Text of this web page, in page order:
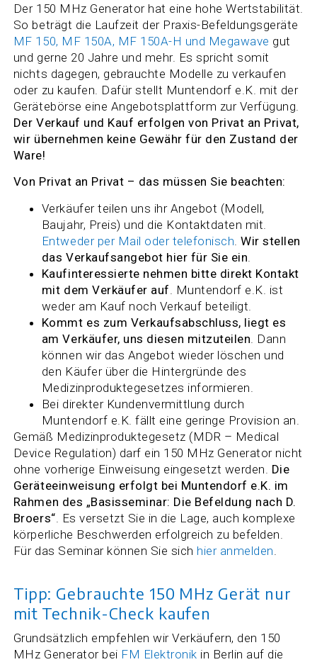
Der 150 MHz Generator hat eine hohe Wertstabilität.
So beträgt die Laufzeit der Praxis-Befeldungsgeräte
MF 150, MF 150A, MF 150A-H und Megawave gut
und gerne 20 Jahre und mehr. Es spricht somit
nichts dagegen, gebrauchte Modelle zu verkaufen
oder zu kaufen. Dafür stellt Muntendorf e.K. mit der
Gerätebörse eine Angebotsplattform zur Verfügung.
Der Verkauf und Kauf erfolgen von Privat an Privat,
wir übernehmen keine Gewähr für den Zustand der
Ware!
Von Privat an Privat – das müssen Sie beachten:
Verkäufer teilen uns ihr Angebot (Modell,
Baujahr, Preis) und die Kontaktdaten mit.
Entweder per Mail oder telefonisch .Wir stellen
das Verkaufsangebot hier für Sie ein
Kaufinteressierte nehmen bitte direkt Kontakt
mit dem Verkäufer auf . Muntendorf e.K. ist
weder am Kauf noch Verkauf beteiligt.
Kommt es zum Verkaufsabschluss, liegt es
am Verkäufer, uns diesen mitzuteilen . Dann
können wir das Angebot wieder löschen und
den Käufer über die Hintergründe des
Medizinproduktegesetzes informieren.
Bei direkter Kundenvermittlung durch
Muntendorf e.K. fällt eine geringe Provision an.
Gemäß Medizinproduktegesetz (MDR – Medical
Device Regulation) darf ein 150 MHz Generator nicht
ohne vorherige Einweisung eingesetzt werden. Die
Geräteeinweisung erfolgt bei Muntendorf e.K. im
Rahmen des „Basisseminar: Die Befeldung nach D.
Broers“ . Es versetzt Sie in die Lage, auch komplexe
körperliche Beschwerden erfolgreich zu befelden.
Für das Seminar können Sie sich hier anmelden
Tipp: Gebrauchte 150 MHz Gerät nur
mit Technik-Check kaufen
Grundsätzlich empfehlen wir Verkäufern, den 150
MHz Generator bei FM Elektronik in Berlin auf die